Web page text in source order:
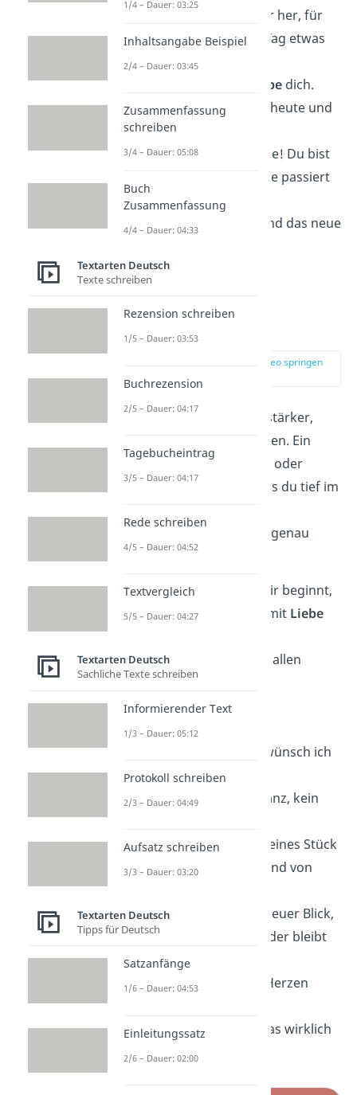
Geburtstag hin oder her, für
mich bist du jeden Tag etwas
ganzBesonderes
liebedich.
Und ich feiere dich, heute und
jeden Tag.
Auf dich, meine Liebe! Du bist
, was mir je passiert
ist.
Ein Hoch auf dich und das neue
Gedichte zum
Geburtstag
zur Stelle im Video springen
MancheWorte
wirken stärker,
wenn sie im Takt kommen. Ein
Gedicht
kann berühren oder
einfach ausdrücken, was du tief im
sind genau
dafür da:
Ein neues Jahr mit dir beginnt,
wie schnell die Zeit mit Liebe
Ich wünsche dir auf allen
Wegen
Glück, Gesundheit,
Sonnensegen.
Zu deinem Tag, da wünsch ich
dir
nicht Gold, nicht Glanz, kein
nur jeden Tag ein kleines Stück
vonLiebe
, Wärme und von
Ein neues Jahr, ein neuer Blick,
doch unser Weg — der bleibt
zurück.
Ich feiere dich von Herzen
denn du bist das, was wirklich
freut.
1/4 – Dauer: 03:25
Inhaltsangabe Beispiel
2/4 – Dauer: 03:45
Zusammenfassung
schreiben
3/4 – Dauer: 05:08
Buch
Zusammenfassung
4/4 – Dauer: 04:33
Textarten Deutsch
Texte schreiben
Rezension schreiben
1/5 – Dauer: 03:53
Buchrezension
2/5 – Dauer: 04:17
Tagebucheintrag
3/5 – Dauer: 04:17
Rede schreiben
4/5 – Dauer: 04:52
Textvergleich
5/5 – Dauer: 04:27
Textarten Deutsch
Sachliche Texte schreiben
Informierender Text
1/3 – Dauer: 05:12
Protokoll schreiben
2/3 – Dauer: 04:49
Aufsatz schreiben
3/3 – Dauer: 03:20
Textarten Deutsch
Tipps für Deutsch
Satzanfänge
1/6 – Dauer: 04:53
Einleitungssatz
2/6 – Dauer: 02:00